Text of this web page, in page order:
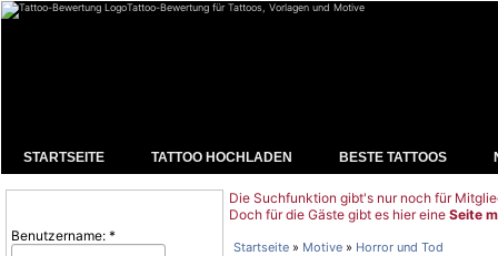
Tattoo-Bewertung für Tattoos, Vorlagen und Motive
STARTSEITE TATTOO HOCHLADEN BESTE TATTOOS
Benutzername: *
Die Suchfunktion gibt's nur noch für
Doch für die Gäste gibt es hier eine Seite
Startseite » Motive » Horror und Tod